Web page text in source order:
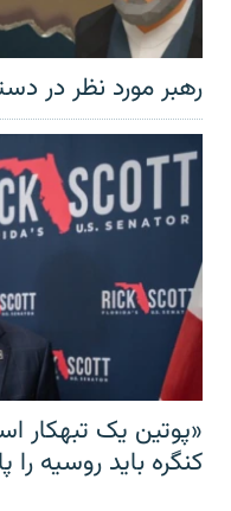
رهبر مورد نظر در
«پوتین یک تبهکار
کنگره باید روسیه را